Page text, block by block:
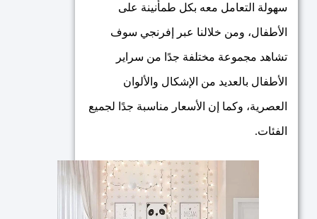
سهولة التعامل معه بكل طمأنينة على
الأطفال، ومن خلالنا عبر إفرنجي سوف
تشاهد مجموعة مختلفة جدًا من سراير
الأطفال بالعديد من الإشكال والألوان
العصرية، وكما إن الأسعار مناسبة جدًا لجميع
الفئات.